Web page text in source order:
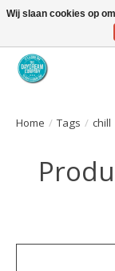
Coaching via
Home / Tags / chill
Wij slaan cookies op